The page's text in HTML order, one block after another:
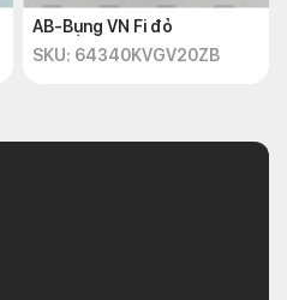
AB-Bụng VN Fi đỏ
SKU: 64340KVGV20ZB